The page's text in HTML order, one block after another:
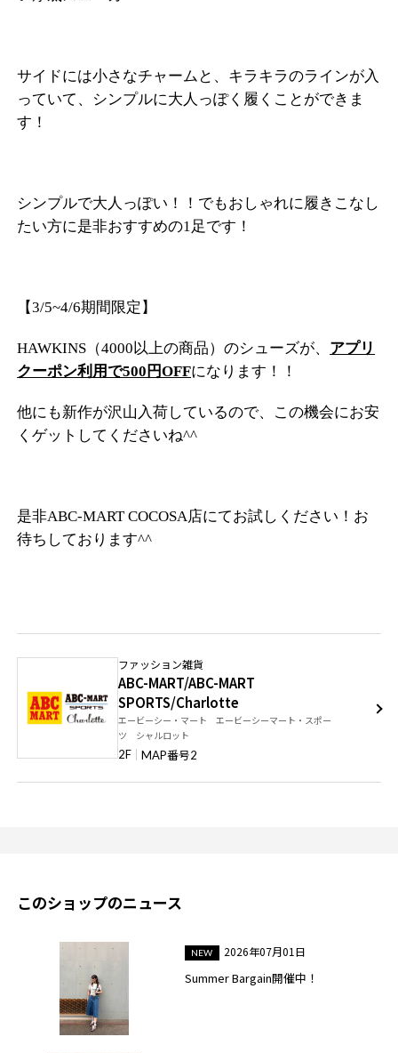
サイドには小さなチャームと、キラキラのラインが入
っていて、シンプルに大人っぽく履くことができま
す！
シンプルで大人っぽい！！でもおしゃれに履きこなし
たい方に是非おすすめの1足です！
【3/5~4/6期間限定】
HAWKINS（4000以上の商品）のシューズが、 アプリ
クーポン利用で500円OFFになります！！
他にも新作が沢山入荷しているので、この機会にお安
くゲットしてくださいね^^
是非ABC-MART COCOSA店にてお試しください！お
待ちしております^^
ファッション雑貨
ABC-MART/ABC-MART
SPORTS/Charlotte
エービーシー・マート エービーシーマート・スポー
ツ シャルロット
2F MAP番号2
このショップのニュース
2026年07月01日
Summer Bargain開催中！